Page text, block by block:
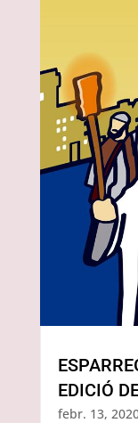
EDICIÓ
febr. 13,